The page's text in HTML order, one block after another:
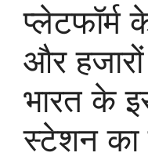
और
भारत के
स्टेशन का